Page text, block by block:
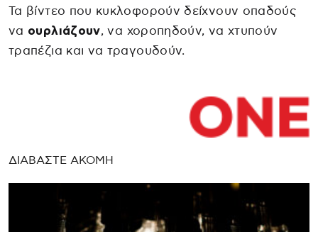
Τα βίντεο που κυκλοφορούν δείχνουν οπαδούς
να ουρλιάζουν, να χοροπηδούν, να χτυπούν
τραπέζια και να τραγουδούν.
ΔΙΑΒΑΣΤΕ ΑΚΟΜΗ